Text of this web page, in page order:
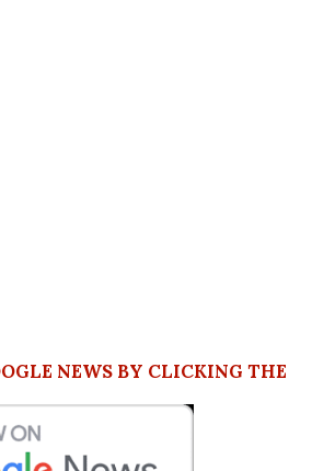
NEWS BY CLICKING THE